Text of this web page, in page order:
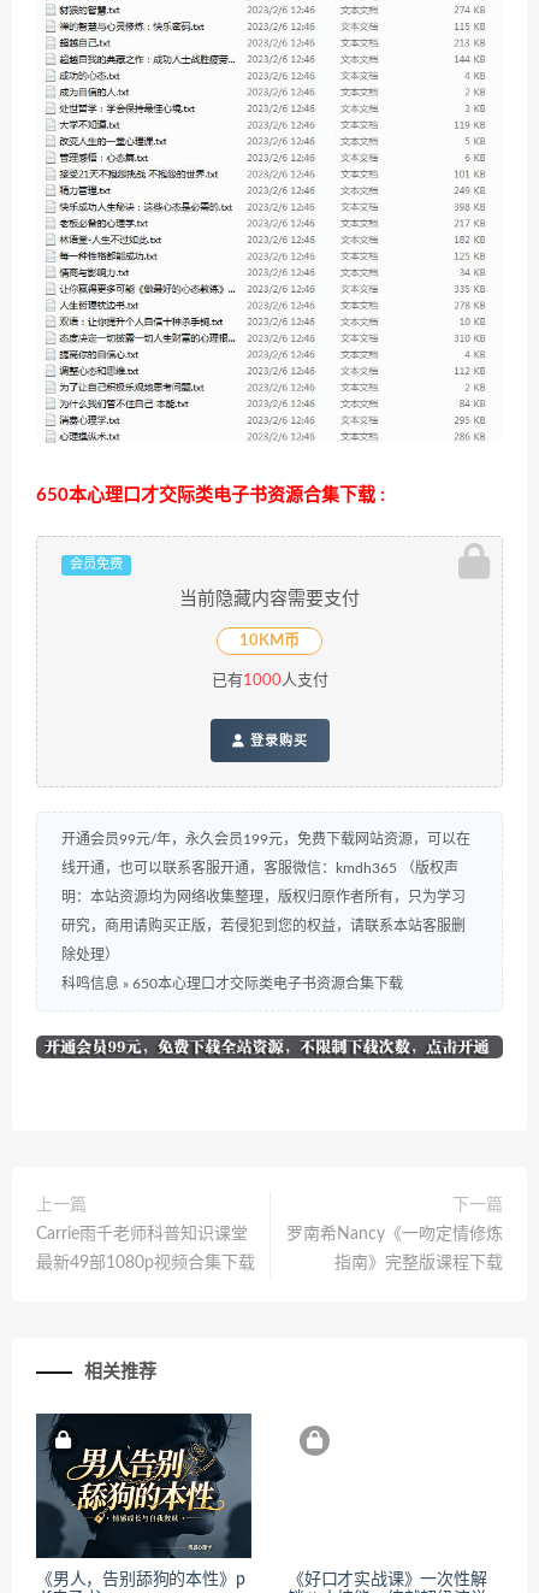
650本心理口才交际类电子书资源合集下载 :
会员免费
当前隐藏内容需要支付
10KM币
已有 1000人支付
登录购买
开通会员99元/年，永久会员199元，免费下载网站资源，可以在
线开通，也可以联系客服开通，客服微信：kmdh365 （版权声
明：本站资源均为网络收集整理，版权归原作者所有，只为学习
研究，商用请购买正版，若侵犯到您的权益，请联系本站客服删
除处理）
科鸣信息 » 650本心理口才交际类电子书资源合集下载
上一篇
Carrie雨千老师科普知识课堂
最新49部1080p视频合集下载
下一篇
罗南希Nancy《一吻定情修炼
指南》完整版课程下载
相关推荐
《男人，告别舔狗的本性》p
《好口才实战课》一次性解